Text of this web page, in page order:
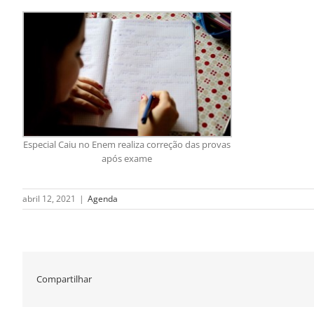
Especial Caiu no Enem realiza correção das provas
após exame
abril 12, 2021 | Agenda
Compartilhar